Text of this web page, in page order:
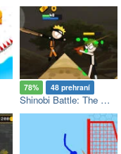
78% 48 prehraní
Shinobi Battle: The Way of the Ninja